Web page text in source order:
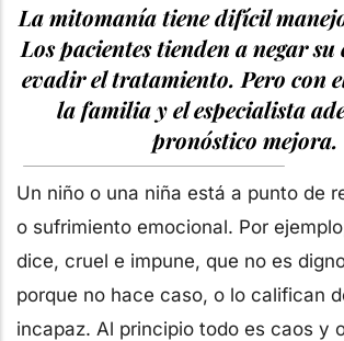
La mitomanía tiene difícil
Los pacientes tienden a negar
evadir el tratamiento. Pero con
la familia y el especialista
pronóstico mejora.
Un niño o una niña está a punto de
o sufrimiento emocional. Por
dice, cruel e impune, que no es
porque no hace caso, o lo califican
incapaz. Al principio todo es caos y